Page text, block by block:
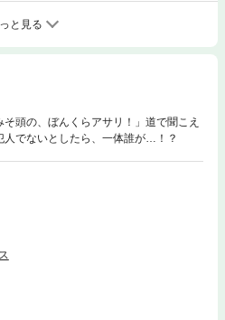
と見る
そ頭の、ぼんくらアサリ！」道で聞こえ
でないとしたら、一体誰が…！？